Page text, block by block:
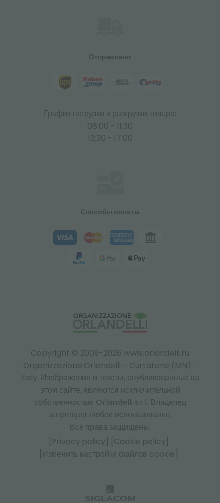
Copyright © 2009-2026 www.orlandelli.ru
Organizzazione Orlandelli - Curtatone (MN) -
Italy. Изображения и тексты, опубликованные на
этом сайте, являются исключительной
собственностью Orlandelli s.r.l. Владелец
запрещает любое использование.
Все права защищены.
[Privacy policy]
[Cookie policy]
[Изменить настройки файлов cookie]
Отправлено
График погрузки и разгрузки товара:
08:00 - 11:30
13:30 - 17:00
Способы оплаты